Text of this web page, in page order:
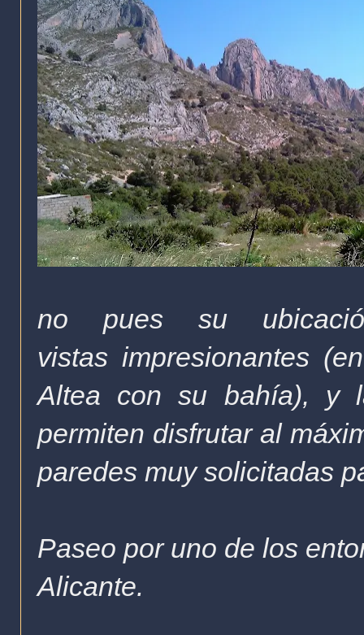
no pues su
vistas impresionantes
Altea con su bahía), y
permiten disfrutar al
paredes muy solicitadas
Paseo por uno de los
Alicante.